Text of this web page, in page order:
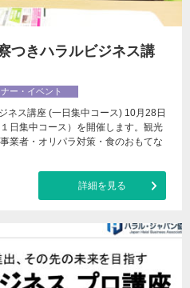
つきハラルビジネス講
ー・イベント
ネス講座 (一日集中コース) 10月28日
日集中コース）を開催します。観光
業者・オリパラ対策・食のおもてな
詳細を見る